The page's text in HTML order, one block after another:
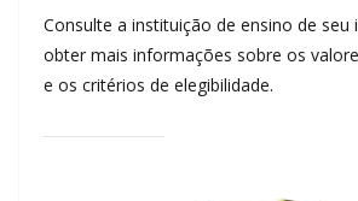
Consulte a instituição de ensino de seu
obter mais informações sobre os
e os critérios de elegibilidade.